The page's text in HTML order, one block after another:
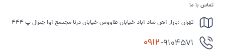
تماس با ما
تهران :بازار آهن شاد آباد خیابان طاووس خیابان درنا مجتمع آوا جنرال پ 444
0912-9104571